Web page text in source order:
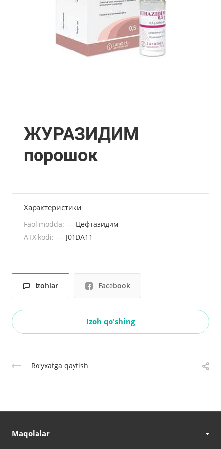
ЖУРАЗИДИМ
порошок
Характеристики
Faol modda: — Цефтазидим
ATX kodi: — J01DA11
Izohlar Facebook
Izoh qo'shing
Roʻyxatga qaytish
Maqolalar